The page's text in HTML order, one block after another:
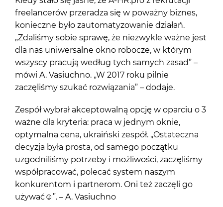
freelancerów przeradza się w poważny biznes,
konieczne było zautomatyzowanie działań.
„Zdaliśmy sobie sprawę, że niezwykle ważne jest
dla nas uniwersalne okno robocze, w którym
wszyscy pracują według tych samych zasad” –
mówi A. Vasiuchno. „W 2017 roku pilnie
zaczęliśmy szukać rozwiązania” – dodaje.
Zespół wybrał akceptowalną opcję w oparciu o 3
ważne dla kryteria: praca w jednym oknie,
optymalna cena, ukraiński zespół. „Ostateczna
decyzja była prosta, od samego początku
uzgodniliśmy potrzeby i możliwości, zaczęliśmy
współpracować, polecać system naszym
konkurentom i partnerom. Oni też zaczęli go
używać☺ ”. – A. Vasiuchno